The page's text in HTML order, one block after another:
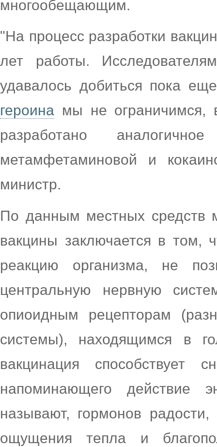
многообещающим.
"На процесс разработки
лет работы.
удавалось добиться пока
героина мы не ограничимся,
разработано
метамфетаминовой и
министр.
По данным местных средств
вакцины заключается в том,
реакцию организма, не
центральную нервную
опиоидным рецепторам
системы), находящимся в
вакцинация способствует
напоминающего
называют, гормонов
ощущения тепла и